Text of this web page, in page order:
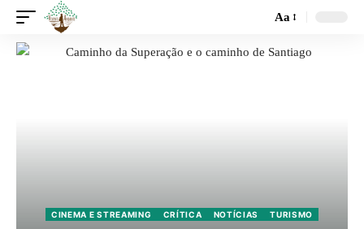
Aa
CINEMA E STREAMING CRÍTICA NOTÍCIAS TURISMO